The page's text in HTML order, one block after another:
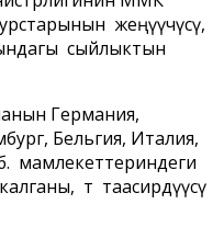
жеңүүчүсү,
сыйлыктын
Германия,
Бельгия, Италия,
мамлекеттериндеги
өтө таасирдүүсү